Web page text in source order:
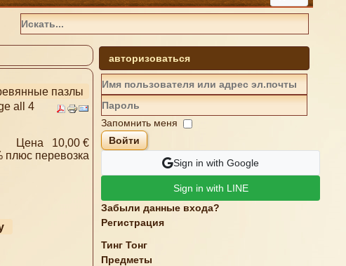
пазлы
all 4
Цена
10,00 €
плюс перевозка
авторизоваться
Запомнить меня
Войти
Sign in with Google
Sign in with LINE
Забыли данные входа?
Регистрация
Тинг Тонг
Предметы